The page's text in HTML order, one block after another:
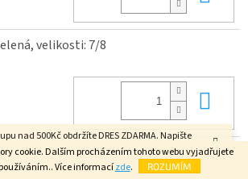
cookie. Dalším procházením tohoto webu vyjadřujete
Více informacízde. ROZUMÍM
nad 500Kč obdržíte DRES ZDARMA. Napište
závěrečném kroku objednávky. FAJN DEN.
velikosti: 7/8
velikosti: 9/10